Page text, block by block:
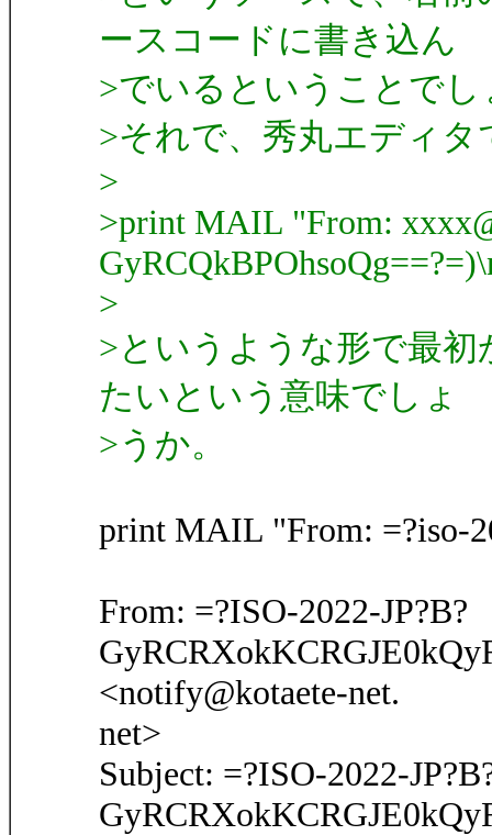
ースコードに書き込ん
>でいるということでし
>それで、秀丸エディタ
>
>print MAIL "From:
>
>というような形で最
たいという意味でしょ
>うか。
print MAIL "From: =?iso-
From: =?ISO-2022-JP?B?
<notify@kotaete-net.
net>
Subject: =?ISO-2022-